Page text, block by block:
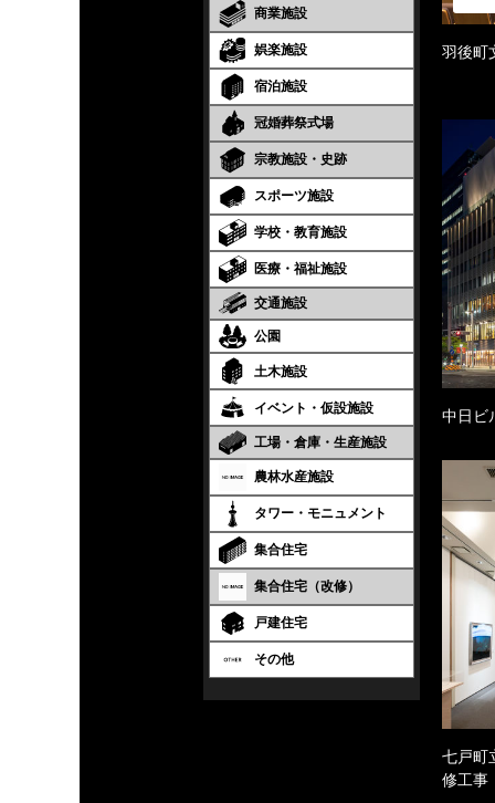
商業施設
娯楽施設
宿泊施設
冠婚葬祭式場
宗教施設・史跡
スポーツ施設
学校・教育施設
医療・福祉施設
交通施設
公園
土木施設
イベント・仮設施設
工場・倉庫・生産施設
農林水産施設
タワー・モニュメント
集合住宅
集合住宅（改修）
戸建住宅
その他
羽後
中日ビ
七戸町
修工事